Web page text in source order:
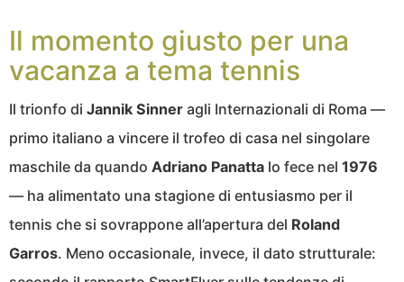
Il momento giusto per una
vacanza a tema tennis
Il trionfo di Jannik Sinner agli Internazionali di Roma —
primo italiano a vincere il trofeo di casa nel singolare
maschile da quando Adriano Panatta lo fece nel 1976
— ha alimentato una stagione di entusiasmo per il
tennis che si sovrappone all’apertura del Roland
Garros. Meno occasionale, invece, il dato strutturale: